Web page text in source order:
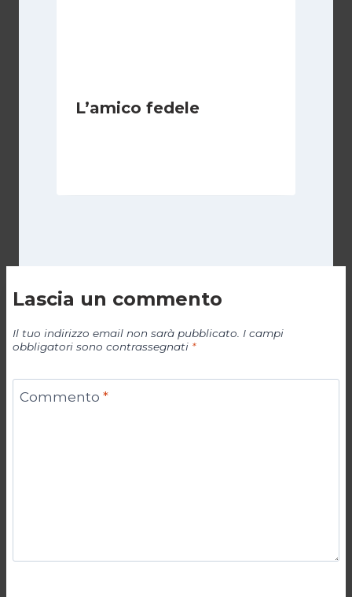
L’amico fedele
Lascia un commento
Il tuo indirizzo email non sarà pubblicato. I campi
obbligatori sono contrassegnati *
Commento *